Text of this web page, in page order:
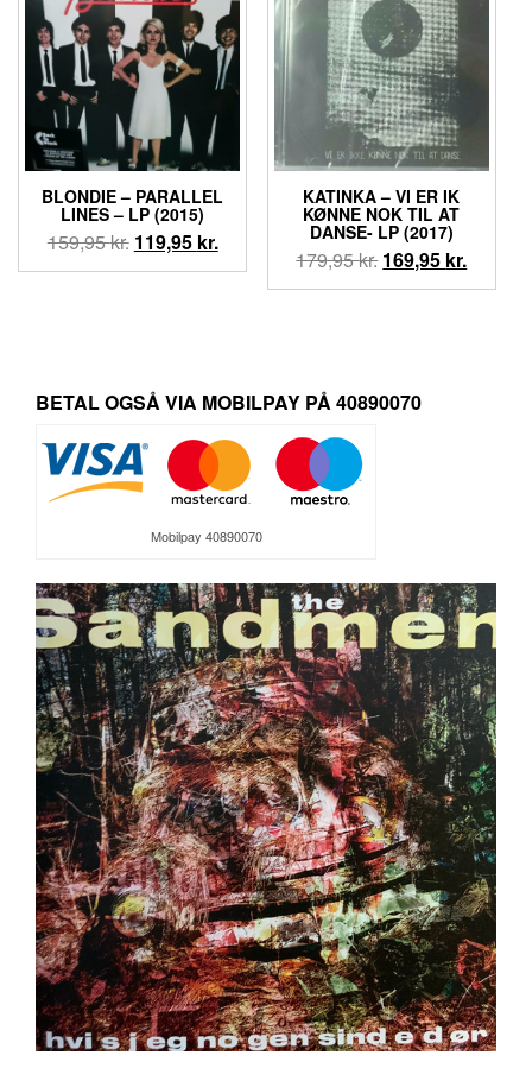
BLONDIE – PARALLEL
LINES – LP (2015)
159,95kr. Den
oprindelige
119,95 kr.Den
aktuelle
KATINKA – VI ER IK
KØNNE NOK TIL AT
DANSE- LP (2017)
179,95kr. Den
oprindelige
169,95 kr.Den
aktuelle
BETAL OGSÅ VIA MOBILPAY PÅ 40890070
Mobilpay 40890070